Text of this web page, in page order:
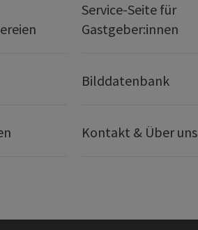
Service-Seite für
Gastgeber:innen
Bilddatenbank
Kontakt & Über uns